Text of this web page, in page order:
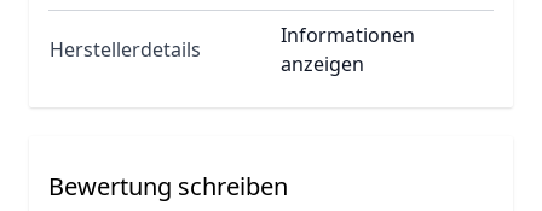
Herstellerdetails
Informationen
anzeigen
Bewertung schreiben